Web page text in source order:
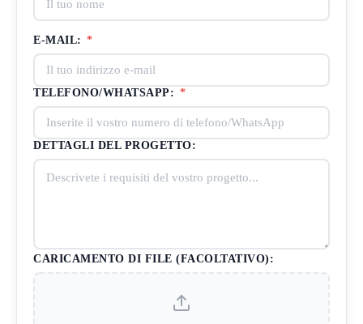
E-MAIL: *
TELEFONO/WHATSAPP: *
DETTAGLI DEL PROGETTO:
CARICAMENTO DI FILE (FACOLTATIVO):